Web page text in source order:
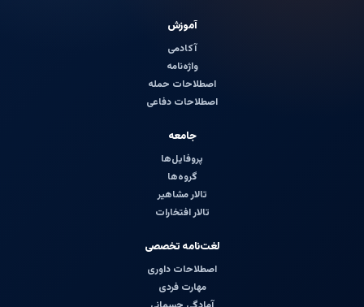
آموزش
آکادمی
واژه‌نامه
اصطلاحات حمله
اصطلاحات دفاعی
جامعه
پروفایل‌ها
گروه‌ها
تالار مشاهیر
تالار افتخارات
لغت‌نامه تخصصی
اصطلاحات داوری
مهارت فردی